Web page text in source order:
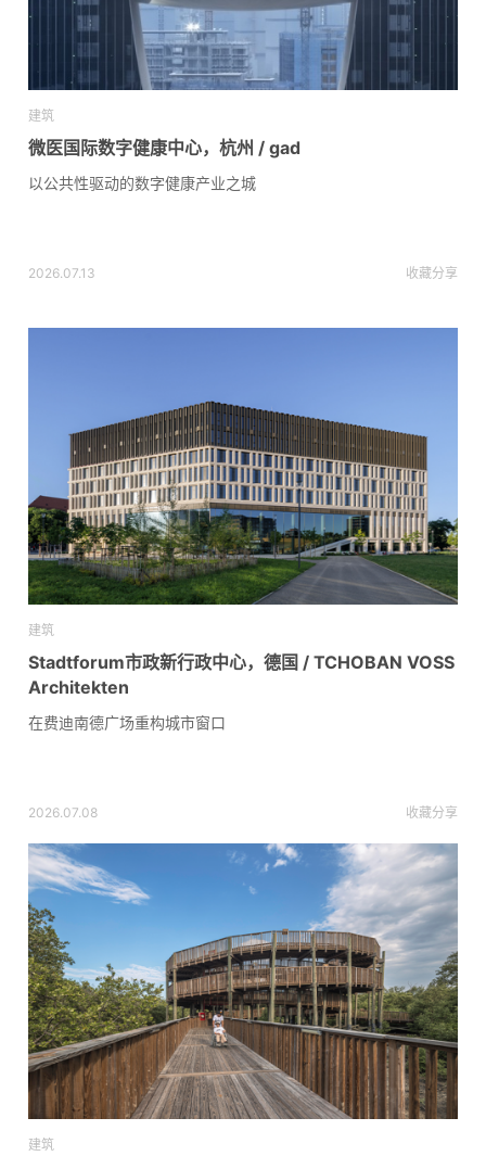
建筑
微医国际数字健康中心，杭州 / gad
以公共性驱动的数字健康产业之城
2026.07.13 收藏分享
建筑
Stadtforum市政新行政中心，德国 / TCHOBAN VOSS
Architekten
在费迪南德广场重构城市窗口
2026.07.08 收藏分享
建筑